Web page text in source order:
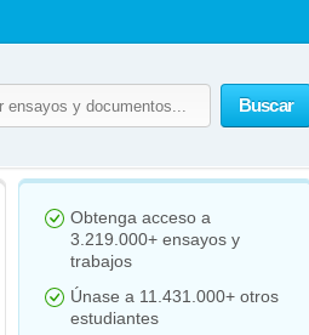
Buscar
Obtenga acceso a
3.219.000+ ensayos y
trabajos
Únase a 11.431.000+ otros
estudiantes